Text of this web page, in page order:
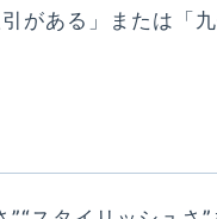
引がある」または「